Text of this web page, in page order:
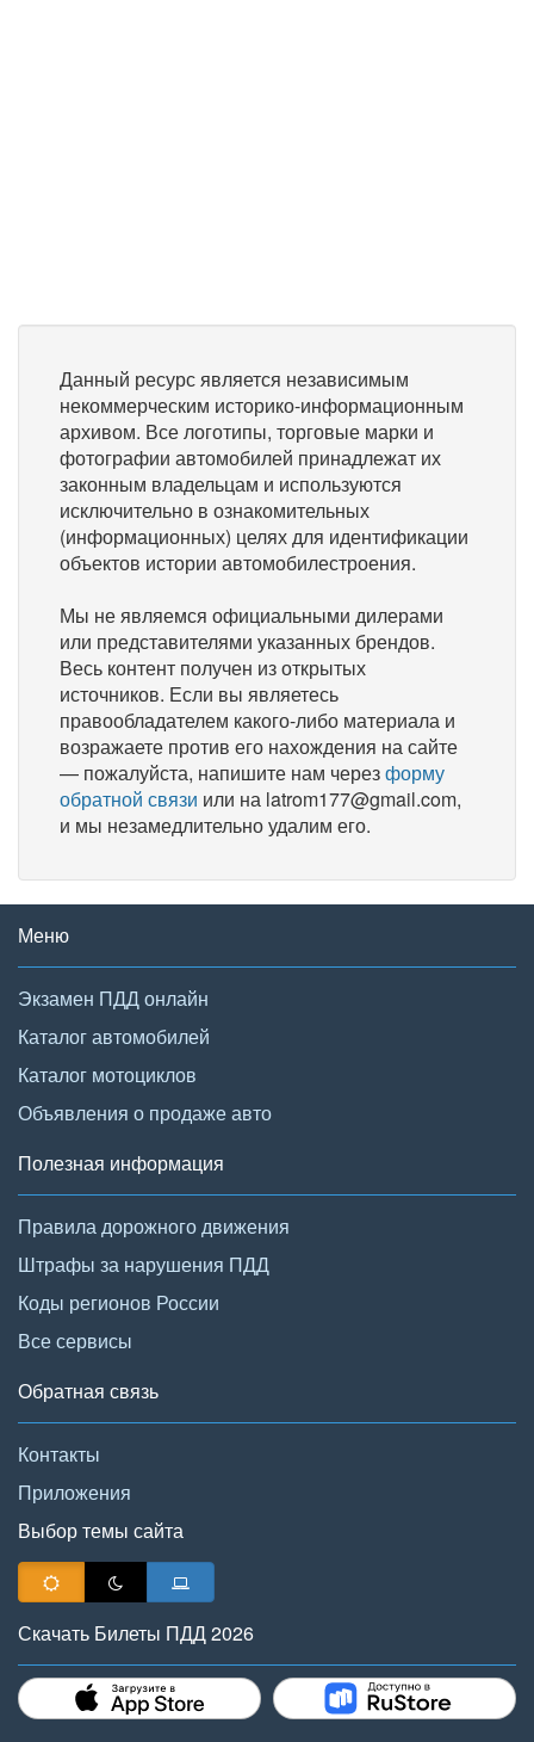
Данный ресурс является независимым
некоммерческим историко-информационным
архивом. Все логотипы, торговые марки и
фотографии автомобилей принадлежат их
законным владельцам и используются
исключительно в ознакомительных
(информационных) целях для идентификации
объектов истории автомобилестроения.
Мы не являемся официальными дилерами
или представителями указанных брендов.
Весь контент получен из открытых
источников. Если вы являетесь
правообладателем какого-либо материала и
возражаете против его нахождения на сайте
— пожалуйста, напишите нам черезформу
обратной связи или на latrom177@gmail.com,
и мы незамедлительно удалим его.
Меню
Экзамен ПДД онлайн
Каталог автомобилей
Каталог мотоциклов
Объявления о продаже авто
Полезная информация
Правила дорожного движения
Штрафы за нарушения ПДД
Коды регионов России
Все сервисы
Обратная связь
Контакты
Приложения
Выбор темы сайта
Скачать Билеты ПДД 2026